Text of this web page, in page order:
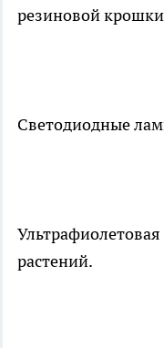
резиновой
Светодиодные
растений.